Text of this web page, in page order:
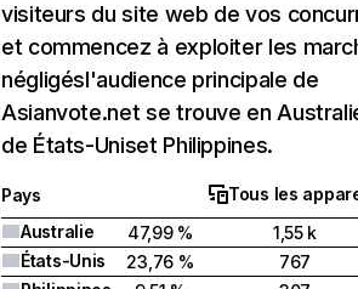
visiteurs du site web de vos
et commencez à exploiter les
négligésl'audience principale de
Asianvote.net se trouve en
de États-Uniset Philippines.
Pays
Tous les
Australie
47,99 %
1,55 k
États-Unis
23,76 %
767